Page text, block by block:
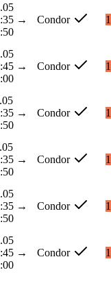
→
Condor
→
Condor
→
Condor
→
Condor
→
Condor
→
Condor